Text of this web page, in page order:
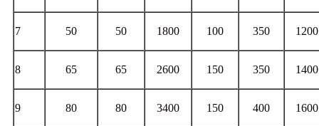
7 50 50 1800 100 350 1200
8 65 65 2600 150 350 1400
9 80 80 3400 150 400 1600